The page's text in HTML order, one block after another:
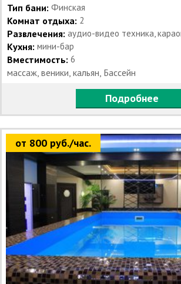
Тип бани: Финская
Комнат отдыха: 2
Развлечения: аудио-видео техника,
Кухня: мини-бар
Вместимость: 6
массаж, веники, кальян, Бассейн
Подробнее
от 800 руб./час.